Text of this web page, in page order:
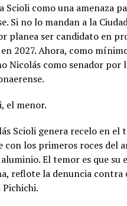
Scioli como una amenaza
Si no lo mandan a la
planea ser candidato en
2027. Ahora, como
Nicolás como senador por
el menor.
Scioli genera recelo en el
con los primeros roces del
El temor es que su
reflote la denuncia contra